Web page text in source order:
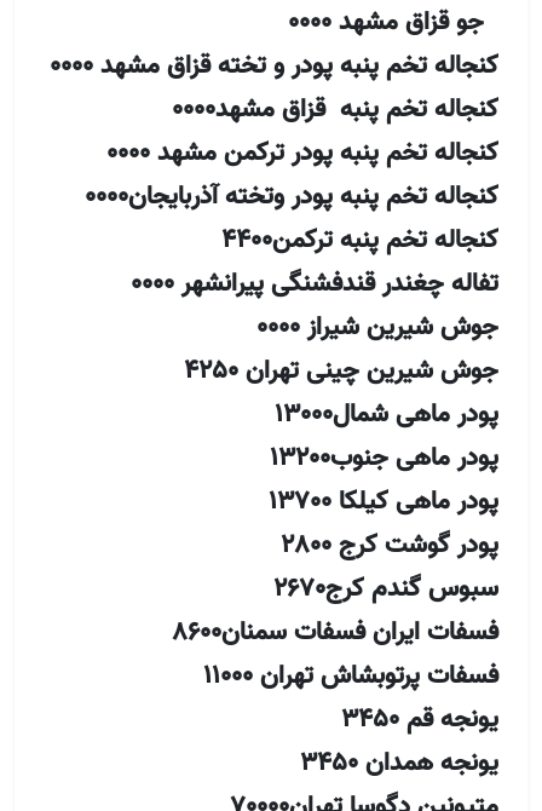
جو قزاق مشهد 0000
کنجاله تخم پنبه پودر و تخته قزاق مشهد 0000
کنجاله تخم پنبه قزاق مشهد0000
کنجاله تخم پنبه پودر ترکمن مشهد 0000
کنجاله تخم پنبه پودر وتخته آذربایجان0000
کنجاله تخم پنبه ترکمن4400
تفاله چغندر قندفشنگی پیرانشهر 0000
جوش شیرین شیراز 0000
جوش شیرین چینی تهران 4250
پودر ماهی شمال13000
پودر ماهی جنوب13200
پودر ماهی کیلکا 13700
پودر گوشت کرج 2800
سبوس گندم کرج2670
فسفات ایران فسفات سمنان8600
فسفات پرتوبشاش تهران 11000
یونجه قم 3450
یونجه همدان 3450